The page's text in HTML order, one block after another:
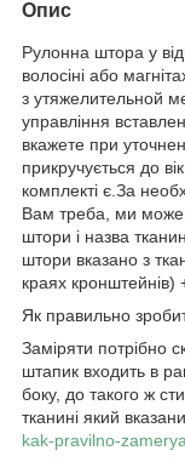
Опис
Рулонна штора у
волосіні або
з утяжелительной
управління
вкажете при
прикручується до
комплекті є.За
Вам треба, ми
штори і назва
штори вказано з
краях
Як правильно
Заміряти потрібно
штапик входить в
боку, до такого ж
тканині який
kak-pravilno-